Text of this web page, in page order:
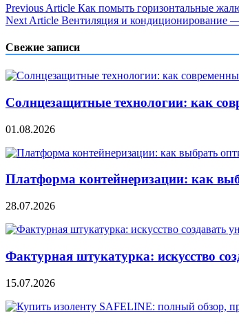
Навигация
по
записям
Previous Article Как помыть горизонтальные
Next Article Вентиляция и кондиционирование
Свежие записи
Солнцезащитные технологии: как
01.08.2026
Платформа контейнеризации: как
28.07.2026
Фактурная штукатурка: искусство
15.07.2026